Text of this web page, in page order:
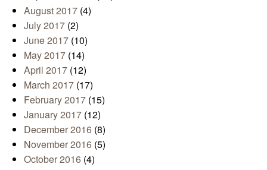
August 2017 (4)
July 2017 (2)
June 2017 (10)
May 2017 (14)
April 2017 (12)
March 2017 (17)
February 2017 (15)
January 2017 (12)
December 2016 (8)
November 2016 (5)
October 2016 (4)